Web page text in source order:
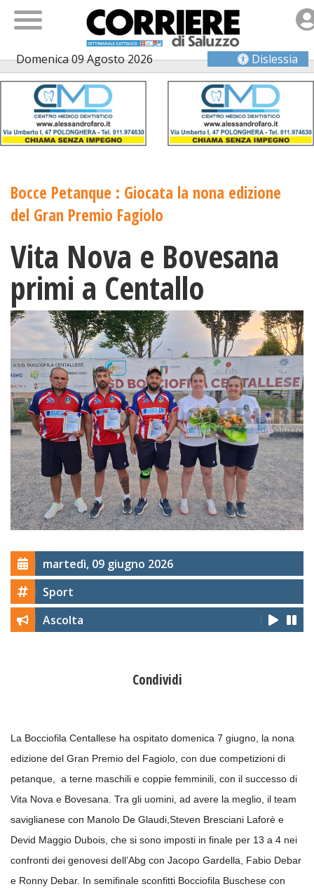
Domenica 09 Agosto 2026 Dislessia
Bocce Petanque : Giocata la nona edizione
del Gran Premio Fagiolo
Vita Nova e Bovesana
primi a Centallo
martedì, 09 giugno 2026
Sport
Ascolta
Condividi
La Bocciofila Centallese ha ospitato domenica 7 giugno, la nona
edizione del Gran Premio del Fagiolo, con due competizioni di
petanque, a terne maschili e coppie femminili, con il successo di
Vita Nova e Bovesana. Tra gli uomini, ad avere la meglio, il team
saviglianese con Manolo De Glaudi,Steven Bresciani Laforè e
Devid Maggio Dubois, che si sono imposti in finale per 13 a 4 nei
confronti dei genovesi dell’Abg con Jacopo Gardella, Fabio Debar
e Ronny Debar. In semifinale sconfitti Bocciofila Buschese con